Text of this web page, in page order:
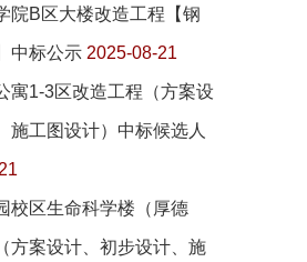
院B区大楼改造工程【钢
中标公示 2025-08-21
寓1-3区改造工程（方案设
施工图设计）中标候选人
校区生命科学楼（厚德
方案设计、初步设计、施